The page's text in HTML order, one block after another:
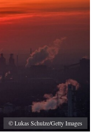
© Lukas Schulze/Getty Images